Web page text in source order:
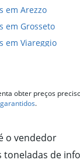
em Arezzo
em Grosseto
em Viareggio
Marmi
obter preços
.
o vendedor
toneladas de